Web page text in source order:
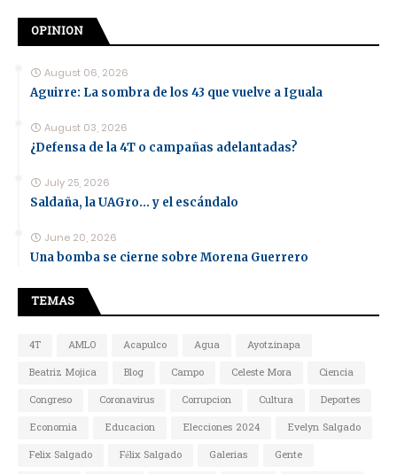
OPINION
August 06, 2026
Aguirre: La sombra de los 43 que vuelve a Iguala
August 03, 2026
¿Defensa de la 4T o campañas adelantadas?
July 25, 2026
Saldaña, la UAGro... y el escándalo
June 20, 2026
Una bomba se cierne sobre Morena Guerrero
TEMAS
4T AMLO Acapulco Agua
Ayotzinapa
Beatriz Mojica
Blog Campo Celeste Mora
Ciencia
Congreso
Coronavirus Corrupcion Cultura
Deportes
Economia
Educacion Elecciones 2024
Evelyn Salgado
Felix Salgado
Félix Salgado Galerias
Gente